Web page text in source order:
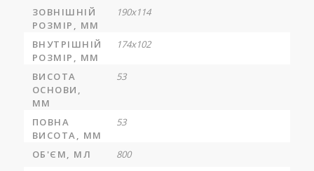
ЗОВНІШНІЙ
РОЗМІР, ММ
190х114
ВНУТРІШНІЙ
РОЗМІР, ММ
174х102
ВИСОТА
ОСНОВИ,
ММ
53
ПОВНА
ВИСОТА, ММ
53
ОБ'ЄМ, МЛ
800